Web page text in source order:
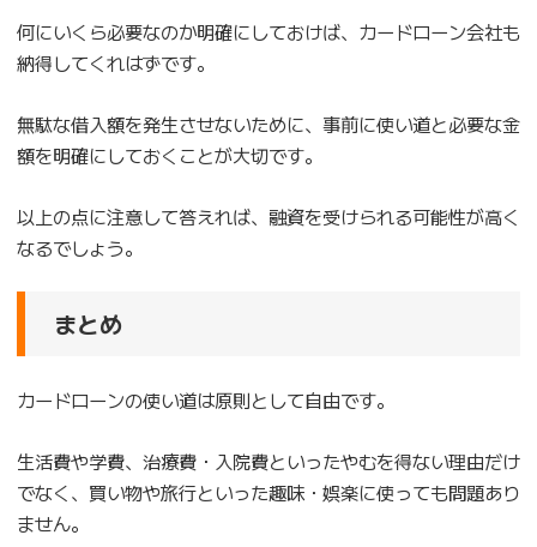
何にいくら必要なのか明確にしておけば、カードローン会社も
納得してくれはずです。
無駄な借入額を発生させないために、事前に使い道と必要な金
額を明確にしておくことが大切です。
以上の点に注意して答えれば、融資を受けられる可能性が高く
なるでしょう。
まとめ
カードローンの使い道は原則として自由です。
生活費や学費、治療費・入院費といったやむを得ない理由だけ
でなく、買い物や旅行といった趣味・娯楽に使っても問題あり
ません。